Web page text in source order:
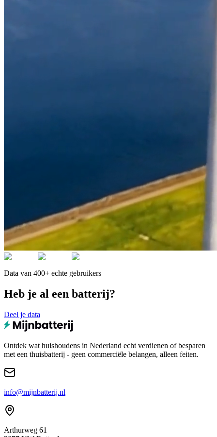
Data van 400+ echte gebruikers
Heb je al een batterij?
Deel je data
Ontdek wat huishoudens in Nederland echt verdienen of besparen
met een thuisbatterij - geen commerciële belangen, alleen feiten.
info@mijnbatterij.nl
Arthurweg 61